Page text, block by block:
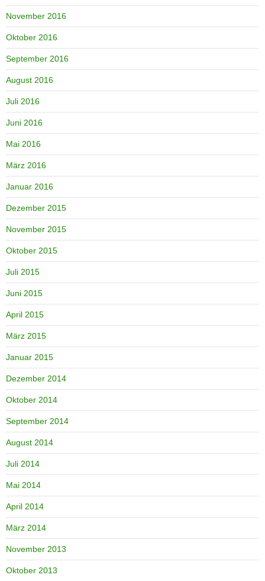
November 2016
Oktober 2016
September 2016
August 2016
Juli 2016
Juni 2016
Mai 2016
März 2016
Januar 2016
Dezember 2015
November 2015
Oktober 2015
Juli 2015
Juni 2015
April 2015
März 2015
Januar 2015
Dezember 2014
Oktober 2014
September 2014
August 2014
Juli 2014
Mai 2014
April 2014
März 2014
November 2013
Oktober 2013